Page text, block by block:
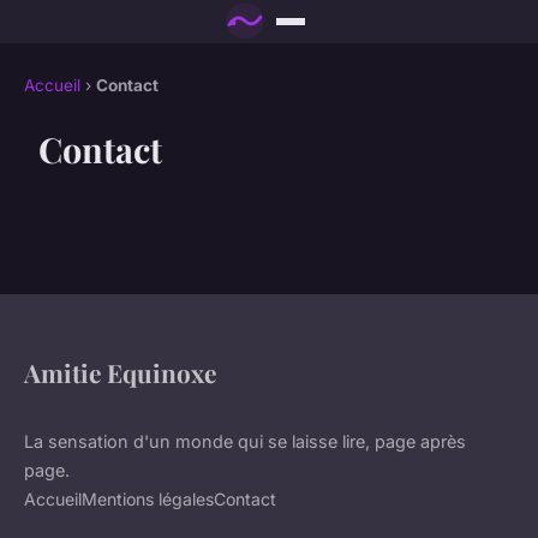
Accueil › Contact
Contact
Amitie Equinoxe
La sensation d'un monde qui se laisse lire, page après
page.
AccueilMentions légalesContact